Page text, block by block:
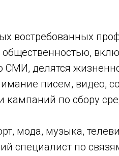
востребованных
СМИ, делятся
писем, видео,
по сбору
мода, музыка,
специалист по